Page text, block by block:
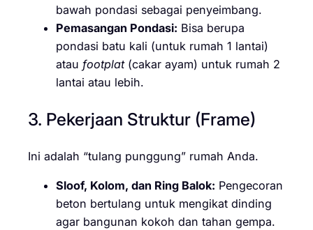
bawah pondasi sebagai penyeimbang.
Pemasangan Pondasi: Bisa berupa
pondasi batu kali (untuk rumah 1 lantai)
atau footplat(cakar ayam) untuk rumah 2
lantai atau lebih.
3. Pekerjaan Struktur (Frame)
Ini adalah “tulang punggung” rumah Anda.
Sloof, Kolom, dan Ring Balok: Pengecoran
beton bertulang untuk mengikat dinding
agar bangunan kokoh dan tahan gempa.